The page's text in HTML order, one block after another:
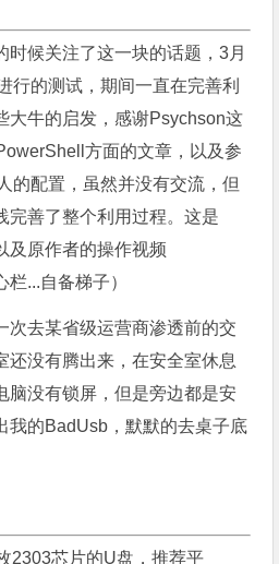
时候关注了这一块的话题，3月
行的测试，期间一直在完善利
大牛的启发，感谢Psychson这
方面的文章，以及参
的配置，虽然并没有交流，但
完善了整个利用过程。这是
及原作者的操作视频
栏...自备梯子）
次去某省级运营商渗透前的交
还没有腾出来，在安全室休息
脑没有锁屏，但是旁边都是安
我的BadUsb，默默的去桌子底
2303芯片的U盘，推荐平